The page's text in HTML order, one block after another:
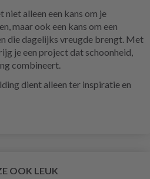
niet alleen een kans om je
maar ook een kans om een
die dagelijks vreugde brengt. Met
je een project dat schoonheid,
combineert.
dient alleen ter inspiratie en
OOK LEUK